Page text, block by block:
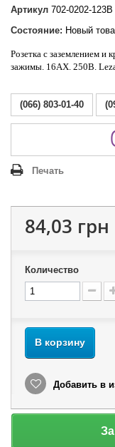
Артикул 702-0202-123B
Состояние: Новый
Розетка с заземлением и
зажимы. 16АХ. 250В.
(066) 803-01-40
Печать
84,03 грн
Количество
В корзину
Добавить в